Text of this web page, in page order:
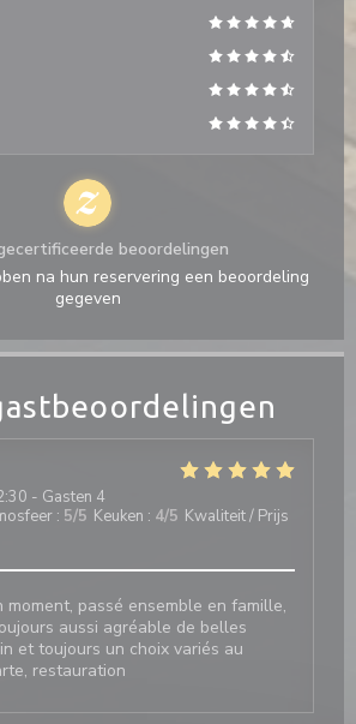
- Gasten 4
: 5/5 Keuken : 4/5 Kwaliteit / Prijs
moment, passé ensemble en famille,
aussi agréable de belles
et toujours un choix variés au
restauration
beoordelingen
na hun reservering een beoordeling
gegeven